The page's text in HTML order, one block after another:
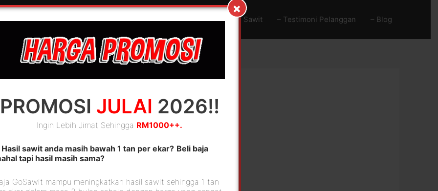
– Utama – Beli Baja Go Sawit – Testimoni Pelanggan – Blog
PROMOSI JULAI 2026!!
Ingin Lebih Jimat Sehingga RM1000++.
Hasil sawit anda masih bawah 1 tan per ekar? Beli baja
tapi hasil masih sama?
GoSawit mampu meningkatkan hasil sawit sehingga 1 tan
×